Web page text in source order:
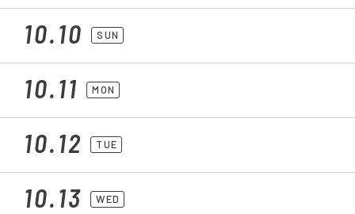
10.10 SUN
10.11 MON
10.12 TUE
10.13 WED